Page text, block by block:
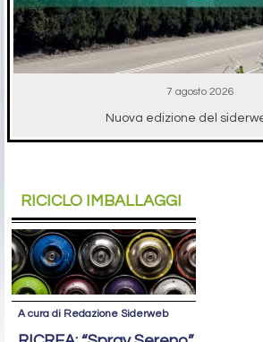
7 agosto 2026
Nuova edizione del
RICICLO IMBALLAGGI
A cura di Redazione Siderweb